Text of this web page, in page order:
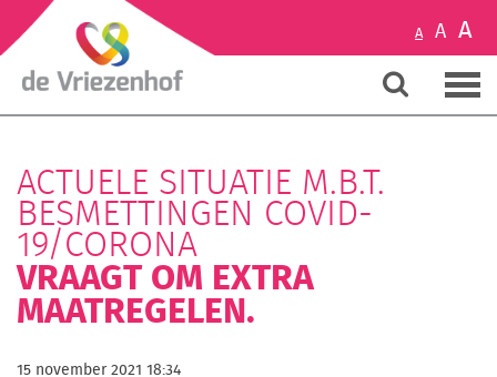
A A A
ACTUELE SITUATIE M.B.T.
BESMETTINGEN COVID-
19/CORONA
VRAAGT OM EXTRA
MAATREGELEN.
15 november 2021 18:34